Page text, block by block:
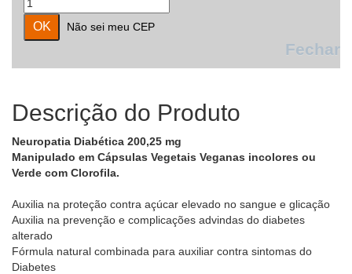
Não sei meu CEP
Fechar
Descrição do Produto
Neuropatia Diabética 200,25 mg
Manipulado em Cápsulas Vegetais Veganas incolores ou
Verde com Clorofila.
Auxilia na proteção contra açúcar elevado no sangue e glicação
Auxilia na prevenção e complicações advindas do diabetes
alterado
Fórmula natural combinada para auxiliar contra sintomas do
Diabetes